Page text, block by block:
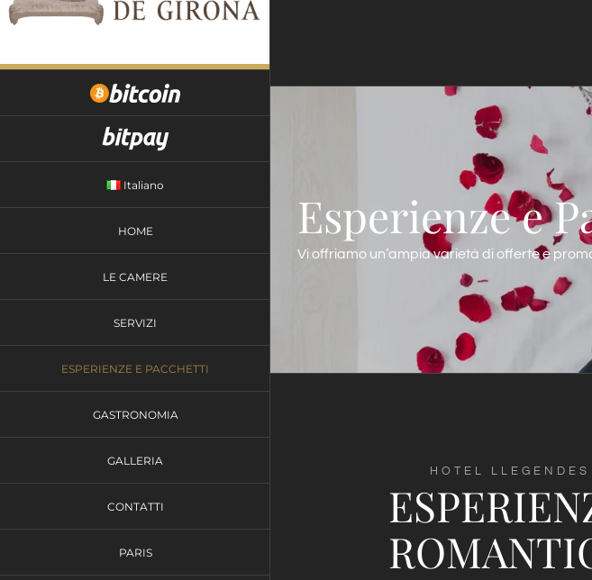
Skip
content
Italiano
HOME
LE CAMERE
SERVIZI
ESPERIENZE E PACCHETTI
GASTRONOMIA
GALLERIA
CONTATTI
PARIS
Esperienze e
Vi offriamo un’ampia varietà di offerte e
HOTEL LLEGENDES